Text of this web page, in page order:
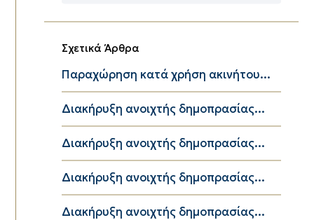
Σχετικά Άρθρα
Παραχώρηση κατά χρήση ακινήτου...
Διακήρυξη ανοιχτής δημοπρασίας...
Διακήρυξη ανοιχτής δημοπρασίας...
Διακήρυξη ανοιχτής δημοπρασίας...
Διακήρυξη ανοιχτής δημοπρασίας...